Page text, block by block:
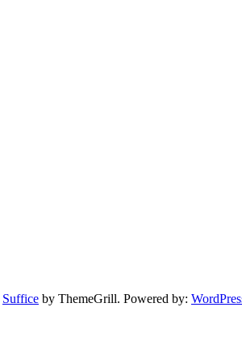
Suffice by ThemeGrill. Powered by: